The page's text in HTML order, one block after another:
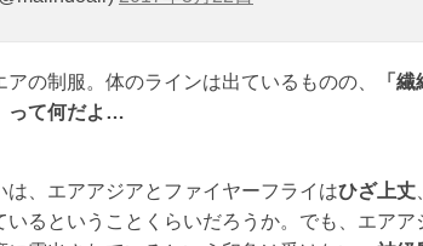
の制服。体のラインは出ているものの、 「
って何だよ…
は、エアアジアとファイヤーフライはひざ上丈
いるということくらいだろうか。でも、エア